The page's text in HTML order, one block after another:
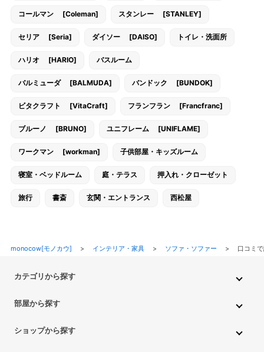
コールマン [Coleman] スタンレー [STANLEY]
セリア [Seria] ダイソー [DAISO] トイレ・洗面所
ハリオ [HARIO] バスルーム
バルミューダ [BALMUDA] バンドック [BUNDOK]
ビタクラフト [VitaCraft] フランフラン [Francfranc]
ブルーノ [BRUNO] ユニフレーム [UNIFLAME]
ワークマン [workman] 子供部屋・キッズルーム
寝室・ベッドルーム 庭・テラス 押入れ・クローゼット
旅行 書斎 玄関・エントランス 西松屋
monocow[モノカウ] > インテリア・家具> ソファ・ソファー > 口コミ
カテゴリから探す
ペット用品 ベビー・キッズ
部屋から探す
ショップから探す